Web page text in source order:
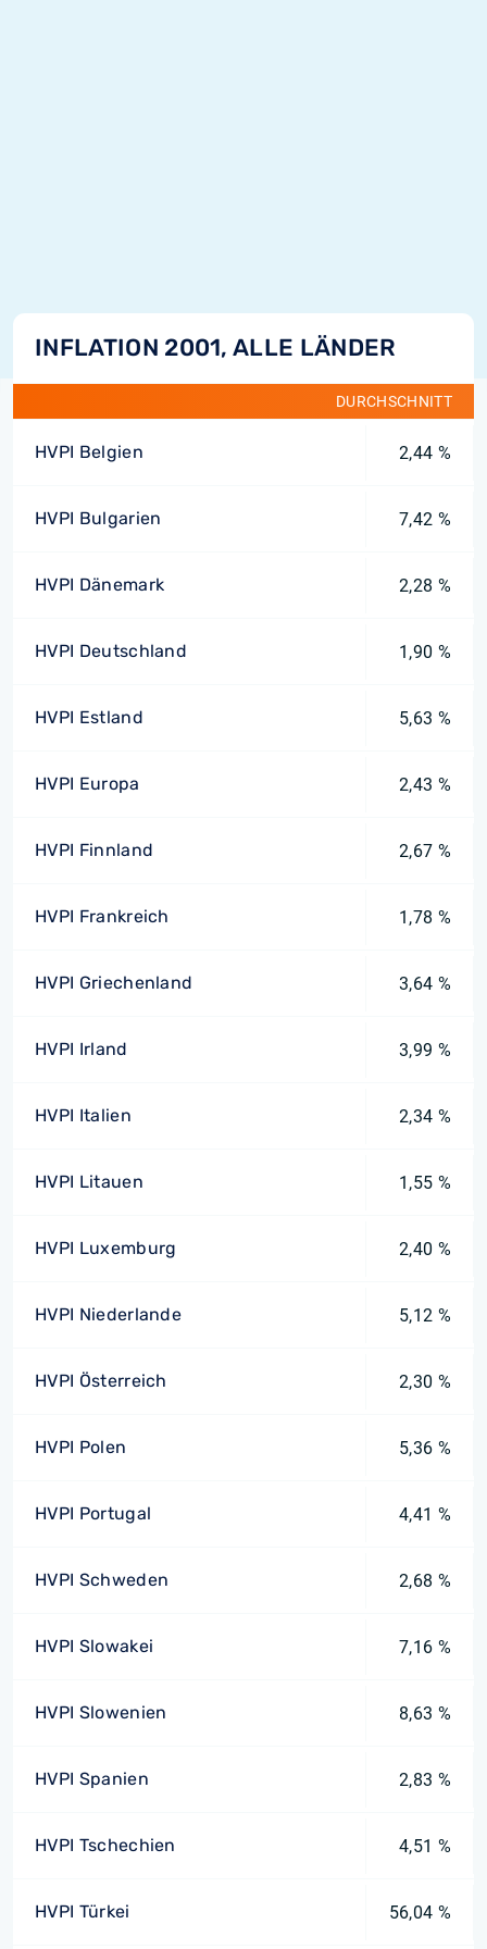
INFLATION 2001, ALLE LÄNDER
DURCHSCHNITT
HVPI Belgien 2,44 %
HVPI Bulgarien 7,42 %
HVPI Dänemark 2,28 %
HVPI Deutschland 1,90 %
HVPI Estland 5,63 %
HVPI Europa 2,43 %
HVPI Finnland 2,67 %
HVPI Frankreich 1,78 %
HVPI Griechenland 3,64 %
HVPI Irland 3,99 %
HVPI Italien 2,34 %
HVPI Litauen 1,55 %
HVPI Luxemburg 2,40 %
HVPI Niederlande 5,12 %
HVPI Österreich 2,30 %
HVPI Polen 5,36 %
HVPI Portugal 4,41 %
HVPI Schweden 2,68 %
HVPI Slowakei 7,16 %
HVPI Slowenien 8,63 %
HVPI Spanien 2,83 %
HVPI Tschechien 4,51 %
HVPI Türkei 56,04 %